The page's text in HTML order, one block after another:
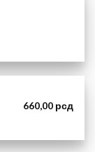
660,00 рсд